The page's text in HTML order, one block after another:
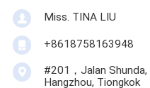
Miss. TINA LIU
+8618758163948
#201，Jalan Shunda,
Hangzhou, Tiongkok